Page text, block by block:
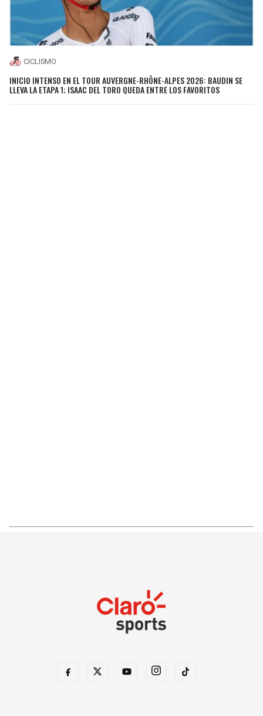
CICLISMO
INICIO INTENSO EN EL TOUR AUVERGNE-RHÔNE-ALPES 2026: BAUDIN SE
LLEVA LA ETAPA 1; ISAAC DEL TORO QUEDA ENTRE LOS FAVORITOS